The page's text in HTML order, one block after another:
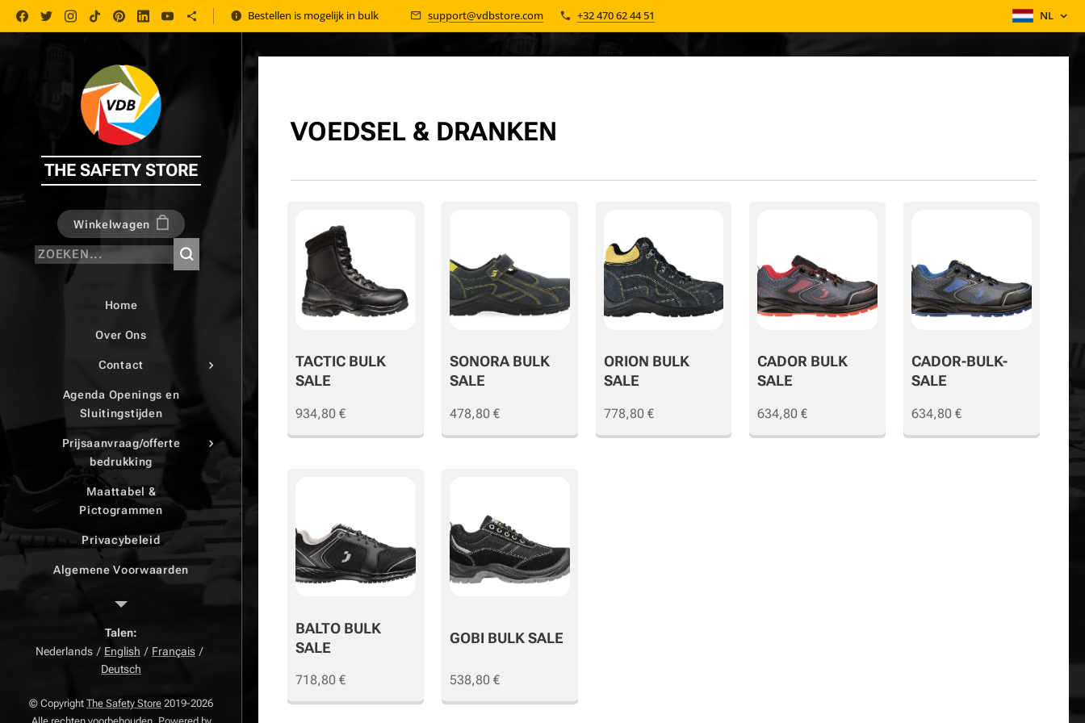
Bestellen is mogelijk in bulk 📦 support@vdbstore.com +32 470 62 44 51 NL
THE SAFETY STORE
Winkelwagen
Home
Over Ons
Contact
Agenda Openings en
Sluitingstijden
Prijsaanvraag/offerte
bedrukking
Maattabel &
Pictogrammen
Privacybeleid
Algemene Voorwaarden
klachtenpagina
Retourpagina
Herroepingsrecht
VOEDSEL & DRANKEN
TACTIC BULK
SALE
934,80 €
SONORA BULK
SALE
478,80€
ORION BULK
SALE
778,80€
CADOR BULK
SALE
634,80 €
CADOR-BULK-
SALE
634,80 €
BALTO BULK
SALE
718,80 €
GOBI BULK SALE
538,80€
© Copyright The Safety Store 2019-2026
Talen
Nederlands
English
Français
Deutsch